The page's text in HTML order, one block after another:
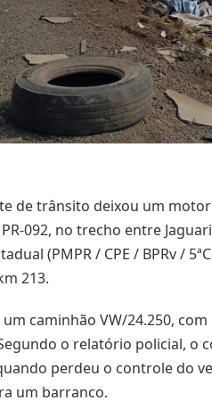
de trânsito deixou um
092, no trecho entre
(PMPR / CPE / BPRv /
213.
caminhão VW/24.250,
o relatório policial, o
perdeu o controle do
um barranco.